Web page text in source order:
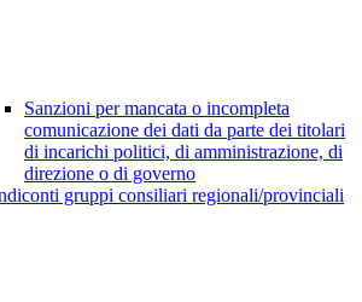
Sanzioni per mancata o incompleta
comunicazione dei dati da parte dei titolari
di incarichi politici, di amministrazione, di
direzione o di governo
gruppi consiliari regionali/provinciali